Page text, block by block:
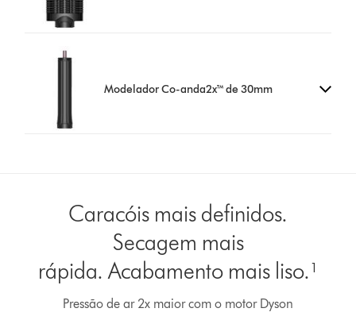
Modelador Co-anda2x™ de 30mm
Abrir
Caracóis mais definidos.
Secagem mais
rápida. Acabamento mais liso.¹
Pressão de ar 2x maior com o motor Dyson